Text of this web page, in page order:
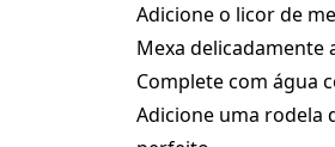
Adicione o licor de
Mexa delicadamente
Complete com água
Adicione uma rodela